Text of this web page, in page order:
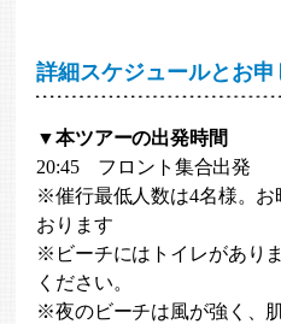
詳細スケジュールとお
▼本ツアーの出発時間
20:45 フロント集合出発
※催行最低人数は4名様。お
おります
※ビーチにはトイレがあり
ください。
※夜のビーチは風が強く、